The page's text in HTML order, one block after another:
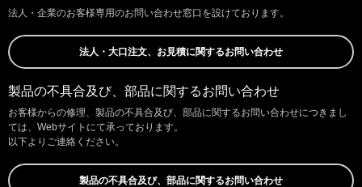
法人・企業のお客様専用のお問い合わせ窓口を設けております。
法人・大口注文、お見積に関するお問い合わせ
製品の不具合及び、部品に関するお問い合わせ
お客様からの修理、製品の不具合及び、部品に関するお問い合わせにつきまし
ては、Webサイトにて承っております。
以下よりご連絡ください。
製品の不具合及び、部品に関するお問い合わせ